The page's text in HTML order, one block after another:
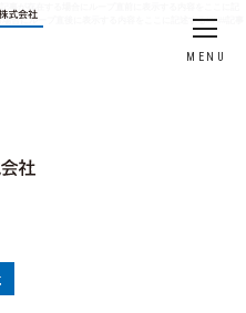
MENU
事が存在する場合にループ直前に表示する内容をここに記
合にループ直後に表示する内容をここに記述する## ##記事